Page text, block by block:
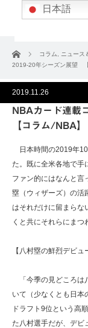
ホーム コラム ニュース
2019-20年シーズン展望 【
2019.11.26
NBAカード連
【コラム/NBA】
日本時間の2019年
た。既に全米各地で手
ファン的にはなんと言
塁（ウィザーズ）の活
はそれだけに留まらな
くと共にそれらにまつ
【八村塁の鮮烈デビュ
「今季の見どころは
いて（少なくとも日本
ドラフト9位という高
た八村選手だが、デビ
日本語